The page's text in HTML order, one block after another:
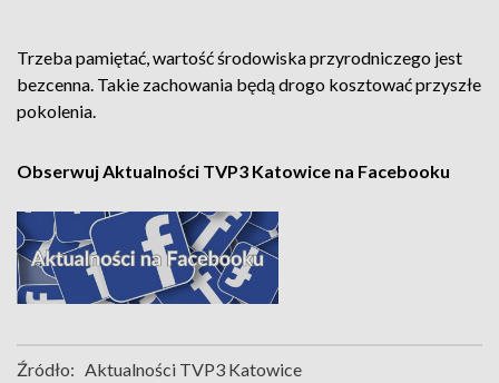
Trzeba pamiętać, wartość środowiska przyrodniczego jest
bezcenna. Takie zachowania będą drogo kosztować przyszłe
pokolenia.
Obserwuj Aktualności TVP3 Katowice na Facebooku
Źródło: Aktualności TVP3 Katowice